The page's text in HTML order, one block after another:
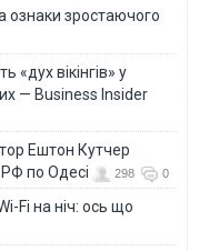
ознаки зростаючого
«дух вікінгів» у
— Business Insider
Ештон Кутчер
РФ по Одесі
298 0
Fi на ніч: ось що